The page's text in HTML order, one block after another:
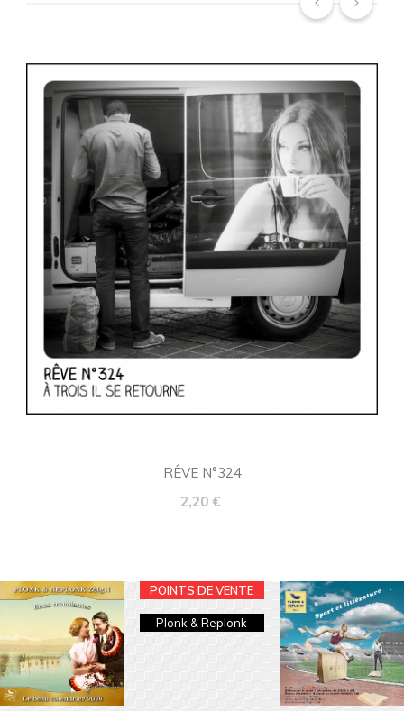
RÊVE N°324
Prix
2,20 €
POINTS DE VENTE
Plonk & Replonk